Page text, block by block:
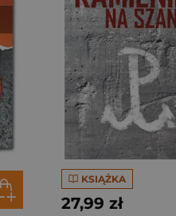
KSIĄŻKA
27,99 zł